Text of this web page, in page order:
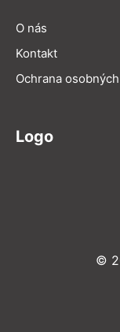
O nás
Kontakt
Ochrana
Logo
©